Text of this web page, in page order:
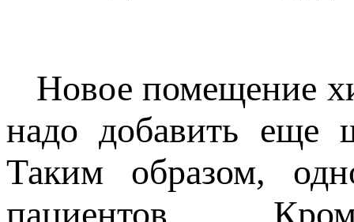
Новое помещение
надо добавить еще
Таким образом,
пациентов.